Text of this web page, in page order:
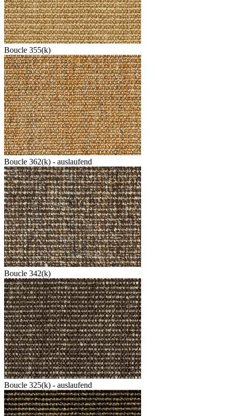
Boucle 355(k)
Boucle 362(k) - auslaufend
Boucle 342(k)
Boucle 325(k) - auslaufend